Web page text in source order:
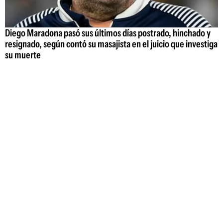
Diego Maradona pasó sus últimos días postrado, hinchado y
resignado, según contó su masajista en el juicio que investiga
su muerte